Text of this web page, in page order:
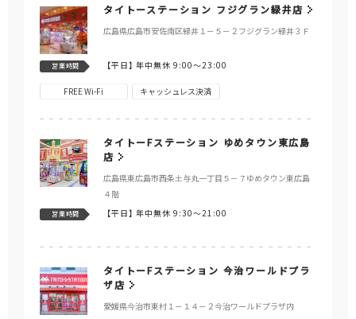
タイトーステーション フジグラン緑井店
広島県広島市安佐南区緑井１－５－２フジグラン緑井３Ｆ
営業時間 【平日】年中無休 9:00～23:00
FREE Wi-Fi キャッシュレス決済
タイトーFステーション ゆめタウン東広島
店
広島県東広島市西条土与丸一丁目５－７ゆめタウン東広島
４階
営業時間 【平日】年中無休 9:30～21:00
タイトーFステーション 今治ワールドプラ
ザ店
愛媛県今治市東村１－１４－２今治ワールドプラザ内